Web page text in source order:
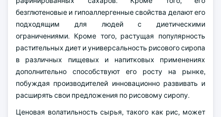
безглютеновые и гипоаллергенные свойства делают его
подходящим для людей с диетическими
ограничениями. Кроме того, растущая популярность
растительных диет и универсальность рисового сиропа
в различных пищевых и напитковых применениях
дополнительно способствуют его росту на рынке,
побуждая производителей инновационно развивать и
расширять свои предложения по рисовому сиропу.
Ценовая волатильность сырья, такого как рис, может